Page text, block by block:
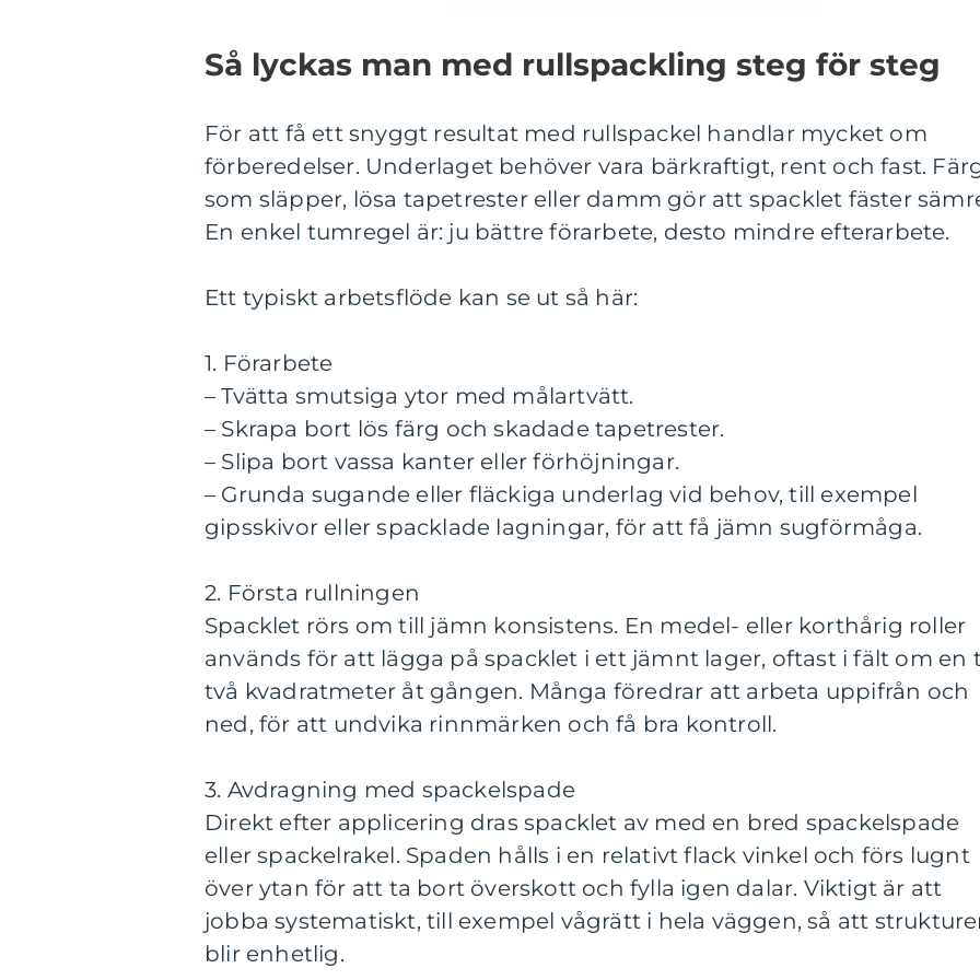
Så lyckas man med rullspackling steg för steg
För att få ett snyggt resultat med rullspackel handlar mycket om
förberedelser. Underlaget behöver vara bärkraftigt, rent och fast.
som släpper, lösa tapetrester eller damm gör att spacklet fäster
En enkel tumregel är: ju bättre förarbete, desto mindre efterarbete.
Ett typiskt arbetsflöde kan se ut så här:
1. Förarbete
– Tvätta smutsiga ytor med målartvätt.
– Skrapa bort lös färg och skadade tapetrester.
– Slipa bort vassa kanter eller förhöjningar.
– Grunda sugande eller fläckiga underlag vid behov, till exempel
gipsskivor eller spacklade lagningar, för att få jämn sugförmåga.
2. Första rullningen
Spacklet rörs om till jämn konsistens. En medel- eller korthårig roller
används för att lägga på spacklet i ett jämnt lager, oftast i fält om en
två kvadratmeter åt gången. Många föredrar att arbeta uppifrån och
ned, för att undvika rinnmärken och få bra kontroll.
3. Avdragning med spackelspade
Direkt efter applicering dras spacklet av med en bred spackelspade
eller spackelrakel. Spaden hålls i en relativt flack vinkel och förs lugnt
över ytan för att ta bort överskott och fylla igen dalar. Viktigt är att
jobba systematiskt, till exempel vågrätt i hela väggen, så att
blir enhetlig.